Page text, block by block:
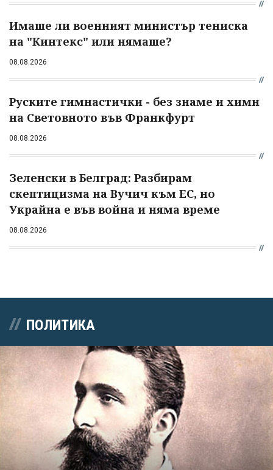
Имаше ли военният министър тениска
на "Кинтекс" или нямаше?
08.08.2026
Руските гимнастички - без знаме и химн
на Световното във Франкфурт
08.08.2026
Зеленски в Белград: Разбирам
скептицизма на Вучич към ЕС, но
Украйна е във война и няма време
08.08.2026
ПОЛИТИКА